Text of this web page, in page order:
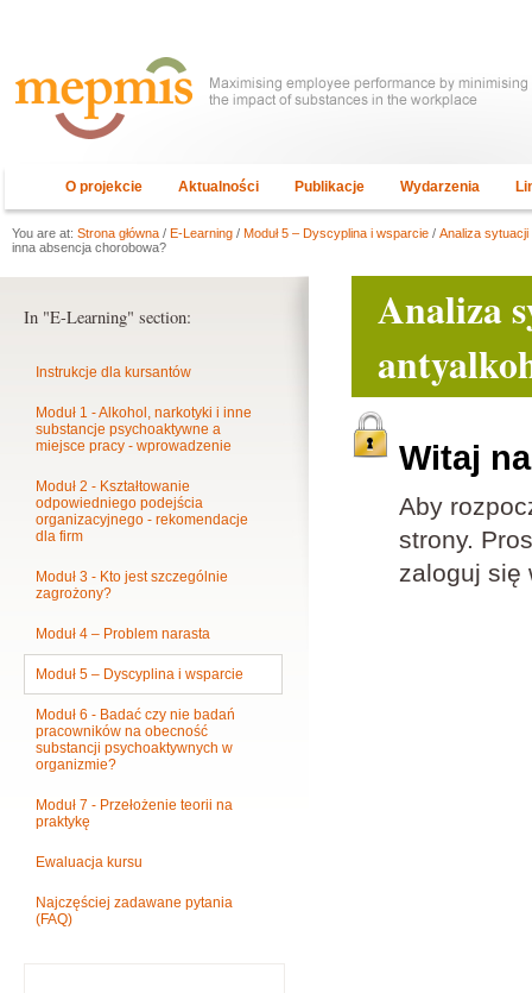
O projekcie Aktualności Publikacje Wydarzenia
You are at: Strona główna / E-Learning / Moduł 5 – Dyscyplina i wsparcie / Analiza sytuacji
inna absencja chorobowa?
Analiza
Witaj
Aby
strony.
zaloguj się
In "E-Learning" section:
Instrukcje dla kursantów
Moduł 1 - Alkohol, narkotyki i inne
substancje psychoaktywne a
miejsce pracy - wprowadzenie
Moduł 2 - Kształtowanie
odpowiedniego podejścia
organizacyjnego - rekomendacje
dla firm
Moduł 3 - Kto jest szczególnie
zagrożony?
Moduł 4 – Problem narasta
Moduł 5 – Dyscyplina i wsparcie
Moduł 6 - Badać czy nie badań
pracowników na obecność
substancji psychoaktywnych w
organizmie?
Moduł 7 - Przełożenie teorii na
praktykę
Ewaluacja kursu
Najczęściej zadawane pytania
(FAQ)